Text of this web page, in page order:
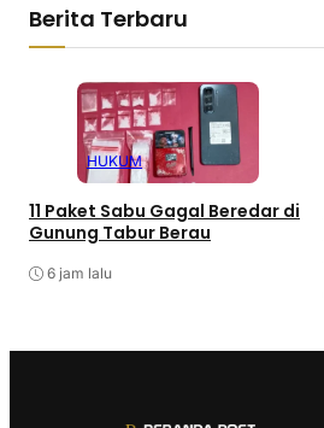
Berita Terbaru
HUKUM
11 Paket Sabu Gagal Beredar di
Gunung Tabur Berau
6 jam lalu